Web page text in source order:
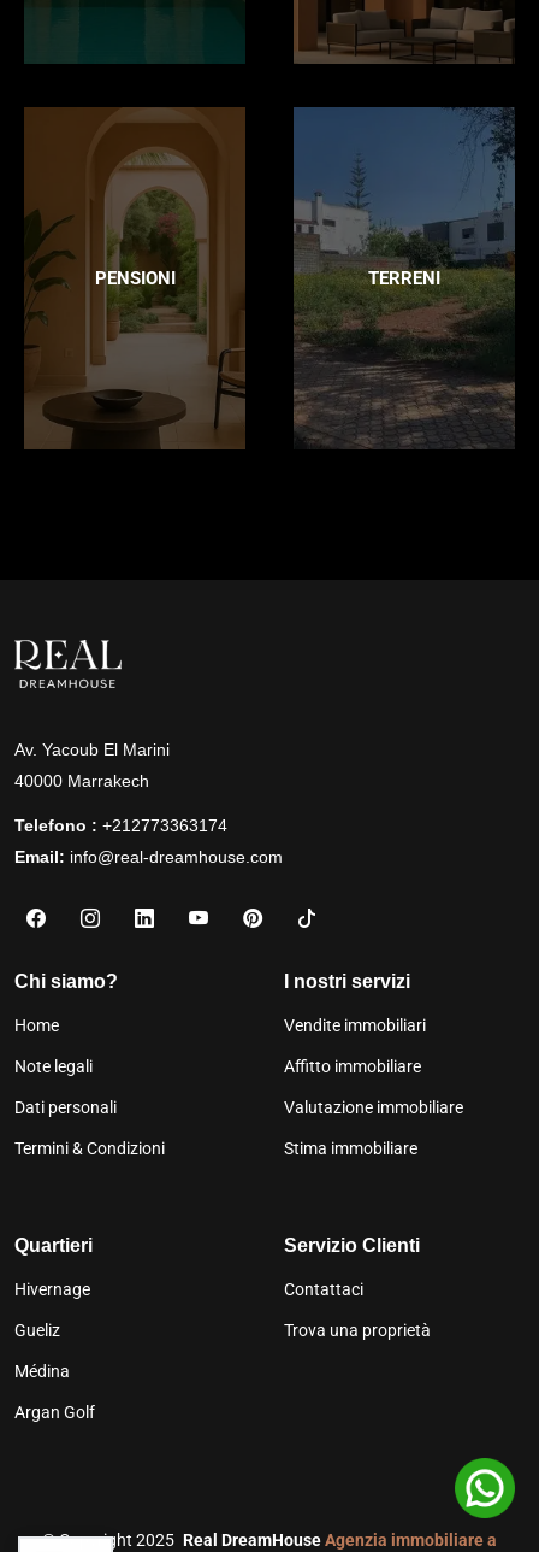
PENSIONI TERRENI
Av. Yacoub El Marini
40000 Marrakech
Telefono : +212773363174
Email: info@real-dreamhouse.com
Chi siamo?
Home
Note legali
Dati personali
Termini & Condizioni
I nostri servizi
Vendite immobiliari
Affitto immobiliare
Valutazione immobiliare
Stima immobiliare
Quartieri
Hivernage
Gueliz
Médina
Argan Golf
Servizio Clienti
Contattaci
Trova una proprietà
©Copyright 2025 Real DreamHouseAgenzia immobiliare a